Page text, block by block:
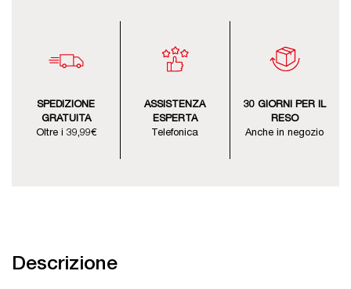
SPEDIZIONE
GRATUITA
Oltre i 39,99€
ASSISTENZA
ESPERTA
Telefonica
30 GIORNI PER IL
RESO
Anche in negozio
Descrizione